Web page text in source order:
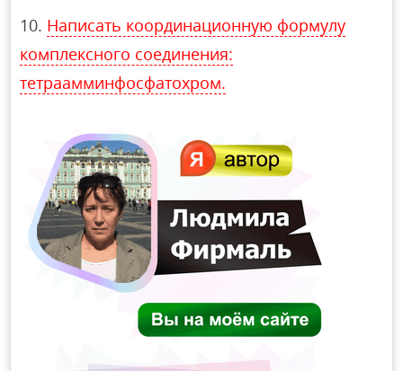
Написать координационную формулу
комплексного соединения:
тетраамминфосфатохром.